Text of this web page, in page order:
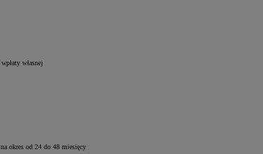
własnej
okres od 24 do 48 miesięcy